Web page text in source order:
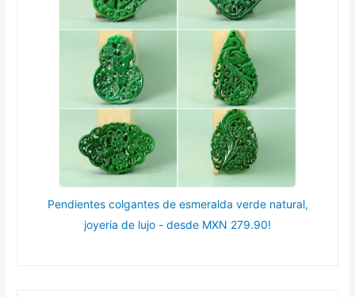
Pendientes colgantes de esmeralda verde natural,
joyeria de lujo - desde MXN 279.90!